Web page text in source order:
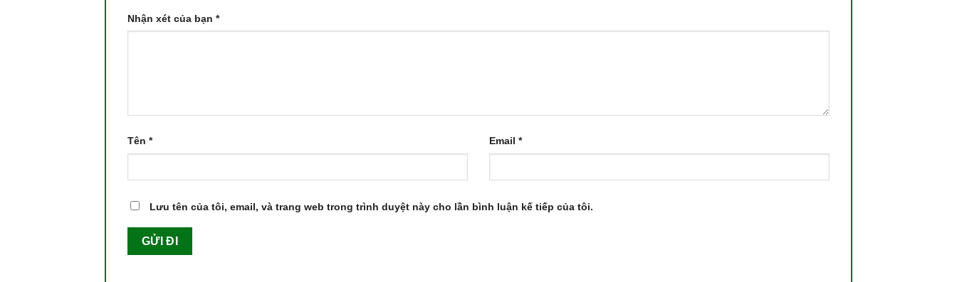
Nhận xét của bạn *
Tên * Email *
Lưu tên của tôi, email, và trang web trong trình duyệt này cho lần bình luận kế tiếp của tôi.